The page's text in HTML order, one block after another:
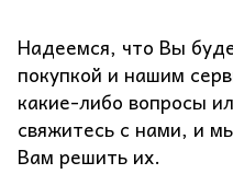
Надеемся, что Вы
покупкой и нашим
какие-либо вопросы
свяжитесь с нами, и
Вам решить их.